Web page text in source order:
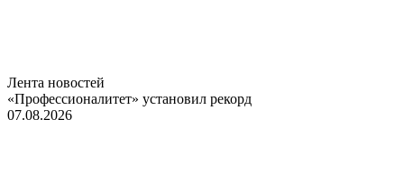
Лента новостей
«Профессионалитет» установил рекорд
07.08.2026